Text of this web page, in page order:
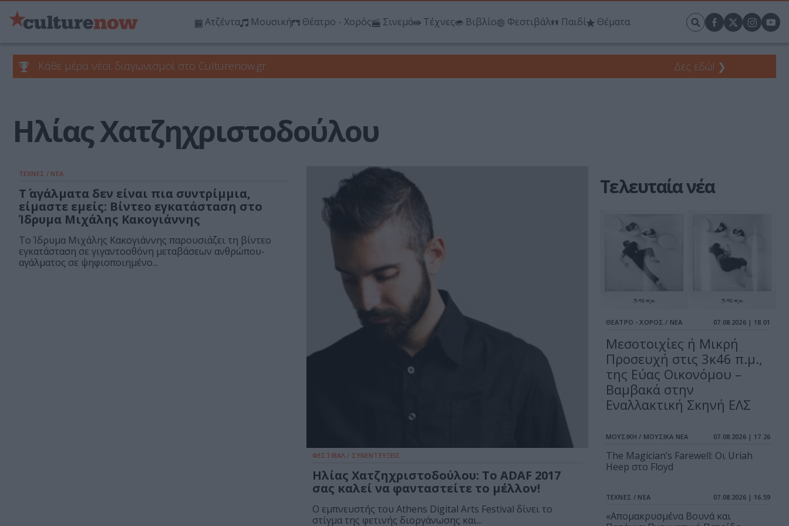
Ατζέντα Μουσική Θέατρο - Χορός Σινεμά Τέχνες Βιβλίο Φεστιβάλ Παιδί Θέματα
Κάθε μέρα νέοι διαγωνισμοί στο Culturenow.gr Δες εδώ! ❯
Ηλίας Χατζηχριστοδούλου
ΤΕΧΝΕΣ / ΝΕΑ
Τ΄ αγάλματα δεν είναι πια συντρίμμια,
είμαστε εμείς: Βίντεο εγκατάσταση στο
Ίδρυμα Μιχάλης Κακογιάννης
Το Ίδρυμα Μιχάλης Κακογιάννης παρουσιάζει τη βίντεο
εγκατάσταση σε γιγαντοοθόνη μεταβάσεων ανθρώπου-
αγάλματος σε ψηφιοποιημένο...
ΦΕΣΤΙΒΑΛ / ΣΥΝΕΝΤΕΥΞΕΙΣ
Ηλίας Χατζηχριστοδούλου: Το ADAF 2017
σας καλεί να φανταστείτε το μέλλον!
O εμπνευστής του Athens Digital Arts Festival δίνει το
στίγμα της φετινής διοργάνωσης και...
Τελευταία νέα
ΘΕΑΤΡΟ - ΧΟΡΟΣ / ΝΕΑ 07.08.2026 | 18.01
Μεσοτοιχίες ή Μικρή
Προσευχή στις 3κ46 π.μ.,
της Εύας Οικονόμου –
Βαμβακά στην
Εναλλακτική Σκηνή ΕΛΣ
ΜΟΥΣΙΚΗ / ΜΟΥΣΙΚΑ ΝΕΑ 07.08.2026 | 17.26
The Magician’s Farewell: Οι Uriah
Heep στο Floyd
ΤΕΧΝΕΣ / ΝΕΑ 07.08.2026 | 16.59
«Απομακρυσμένα Βουνά και